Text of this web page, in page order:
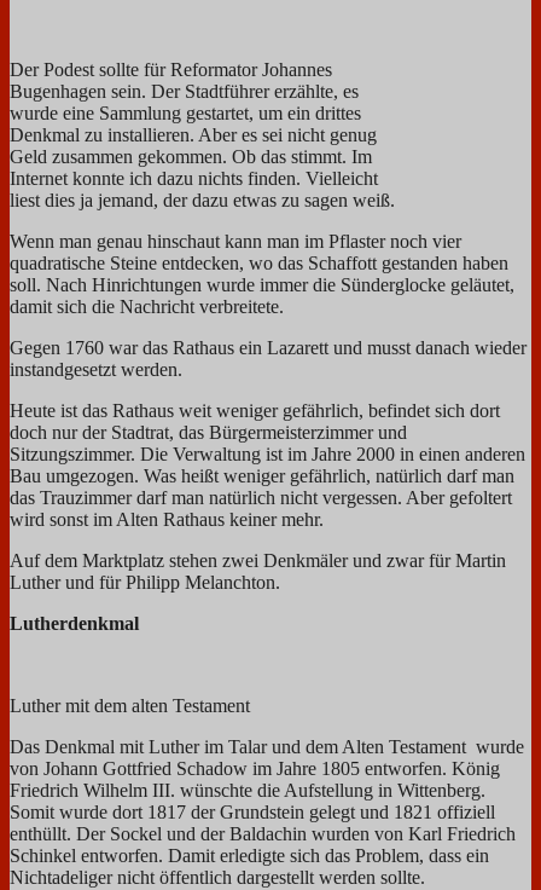
Der Podest sollte für Reformator Johannes
Bugenhagen sein. Der Stadtführer erzählte, es
wurde eine Sammlung gestartet, um ein drittes
Denkmal zu installieren. Aber es sei nicht genug
Geld zusammen gekommen. Ob das stimmt. Im
Internet konnte ich dazu nichts finden. Vielleicht
liest dies ja jemand, der dazu etwas zu sagen weiß.
Wenn man genau hinschaut kann man im Pflaster noch vier
quadratische Steine entdecken, wo das Schaffott gestanden haben
soll. Nach Hinrichtungen wurde immer die Sünderglocke geläutet,
damit sich die Nachricht verbreitete.
Gegen 1760 war das Rathaus ein Lazarett und musst danach wieder
instandgesetzt werden.
Heute ist das Rathaus weit weniger gefährlich, befindet sich dort
doch nur der Stadtrat, das Bürgermeisterzimmer und
Sitzungszimmer. Die Verwaltung ist im Jahre 2000 in einen anderen
Bau umgezogen. Was heißt weniger gefährlich, natürlich darf man
das Trauzimmer darf man natürlich nicht vergessen. Aber gefoltert
wird sonst im Alten Rathaus keiner mehr.
Auf dem Marktplatz stehen zwei Denkmäler und zwar für Martin
Luther und für Philipp Melanchton.
Lutherdenkmal
Luther mit dem alten Testament
Das Denkmal mit Luther im Talar und dem Alten Testament wurde
von Johann Gottfried Schadow im Jahre 1805 entworfen. König
Friedrich Wilhelm III. wünschte die Aufstellung in Wittenberg.
Somit wurde dort 1817 der Grundstein gelegt und 1821 offiziell
enthüllt. Der Sockel und der Baldachin wurden von Karl Friedrich
Schinkel entworfen. Damit erledigte sich das Problem, dass ein
Nichtadeliger nicht öffentlich dargestellt werden sollte.